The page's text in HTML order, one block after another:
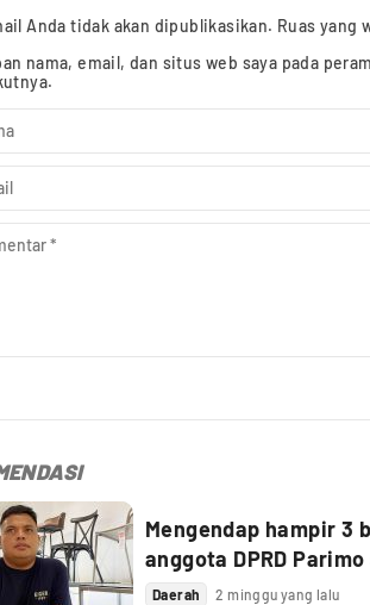
Anda tidak akan dipublikasikan. Ruas yang
nama, email, dan situs web saya pada
Mengendap hampir 3
anggota DPRD
Daerah 2 minggu yang lalu